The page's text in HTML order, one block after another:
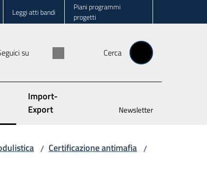
Leggi atti bandi
Piani programmi
progetti
su Cerca
Import-
Export
Newsletter
/ Certificazione antimafia /